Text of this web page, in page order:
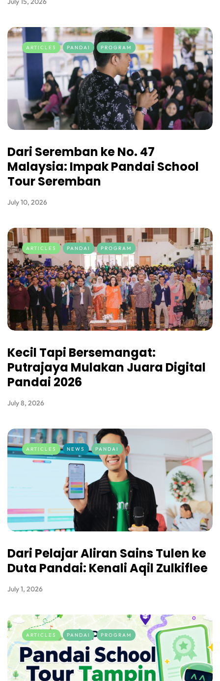
ARTICLES PANDAI PROGRAM
Dari Seremban ke No. 47
Malaysia: Impak Pandai School
Tour Seremban
July 10, 2026
ARTICLES PANDAI PROGRAM
Kecil Tapi Bersemangat:
Putrajaya Mulakan Juara Digital
Pandai 2026
July 8, 2026
ARTICLES NEWS PANDAI
Dari Pelajar Aliran Sains Tulen ke
Duta Pandai: Kenali Aqil Zulkiflee
July 1, 2026
ARTICLES PANDAI PROGRAM